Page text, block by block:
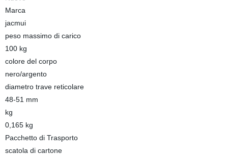
Marca
jacmui
peso massimo di carico
100 kg
colore del corpo
nero/argento
diametro trave reticolare
48-51 mm
kg
0,165 kg
Pacchetto di Trasporto
scatola di cartone